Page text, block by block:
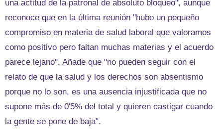
una actitud de la patronal de absoluto bloqueo", aunque
reconoce que en la última reunión "hubo un pequeño
compromiso en materia de salud laboral que valoramos
como positivo pero faltan muchas materias y el acuerdo
parece lejano". Añade que "no pueden seguir con el
relato de que la salud y los derechos son absentismo
porque no lo son, es una ausencia injustificada que no
supone más de 0'5% del total y quieren castigar cuando
la gente se pone de baja".